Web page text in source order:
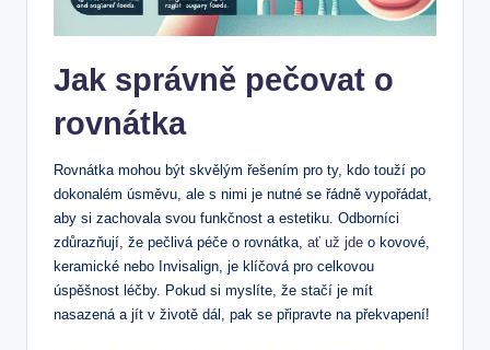
Jak správně pečovat o
rovnátka
Rovnátka mohou být skvělým řešením pro ty, kdo touží po
dokonalém úsměvu, ale s nimi je nutné se řádně vypořádat,
aby si zachovala svou funkčnost a estetiku. Odborníci
zdůrazňují, že pečlivá péče o rovnátka, ať už jde o kovové,
keramické nebo Invisalign, je klíčová pro celkovou
úspěšnost léčby. Pokud si myslíte, že stačí je mít
nasazená a jít v životě dál, pak se připravte na překvapení!